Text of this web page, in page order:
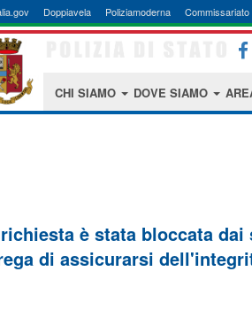
Doppiavela Poliziamoderna Commissariato
CHI SIAMO DOVE SIAMO
è stata bloccata
di assicurarsi